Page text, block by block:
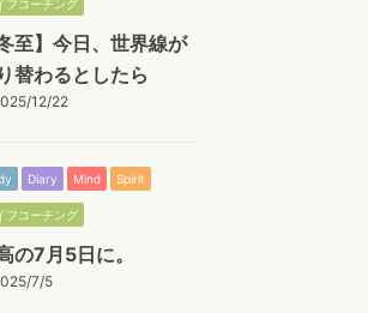
フコーチング
冬至】今日、世界線が
替わるとしたら
12/22
Diary Mind Spirit
フコーチング
の7月5日に。
7/5